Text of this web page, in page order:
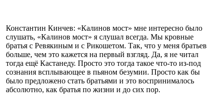
Константин Кинчев: «Калинов мост» мне интересно было
слушать, «Калинов мост» я слушал всегда. Мы кровные
братья с Ревякиным и с Рикошетом. Так, что у меня братьев
больше, чем это кажется на первый взгляд. Да, я не читал
тогда ещё Кастанеду. Просто это тогда такое что-то из-под
сознания всплывающее в пьяном безумии. Просто как бы
было предложено стать братьями и это воспринималось
абсолютно, как братья по жизни и до сих пор.